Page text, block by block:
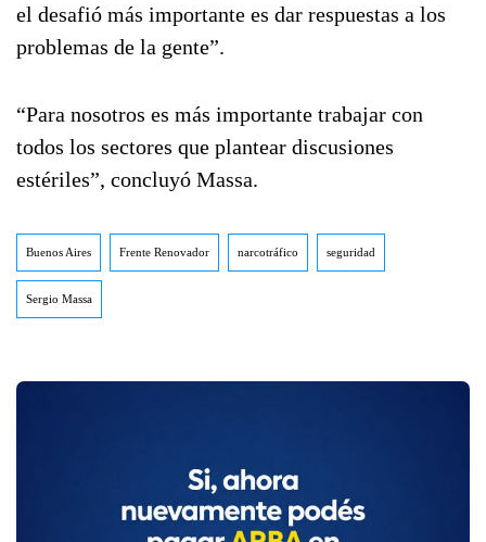
el desafió más importante es dar respuestas a los
problemas de la gente”.
“Para nosotros es más importante trabajar con
todos los sectores que plantear discusiones
estériles”, concluyó Massa.
Buenos Aires Frente Renovador narcotráfico seguridad
Sergio Massa